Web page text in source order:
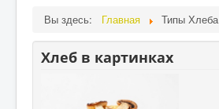
Вы здесь: Главная Типы Хлеба
Хлеб в картинках